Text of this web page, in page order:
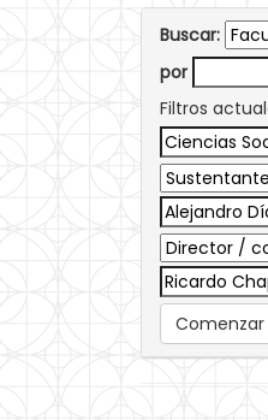
Buscar:
por
Filtros